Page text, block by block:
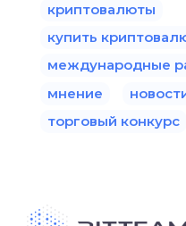
криптовалюты
купить
международные
мнение
торговый конкурс